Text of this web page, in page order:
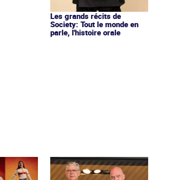
Les grands récits de
Society: Tout le monde en
parle, l'histoire orale